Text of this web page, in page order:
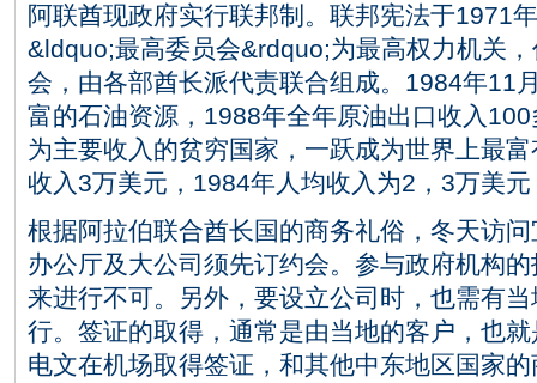
阿联酋现政府实行联邦制。联邦宪法于1971
&ldquo;最高委员会&rdquo;为最高权力机关
会，由各部酋长派代责联合组成。1984年11
富的石油资源，1988年全年原油出口收入
为主要收入的贫穷国家，一跃成为世界上最
收入3万美元，1984年人均收入为2，3万美
根据阿拉伯联合酋长国的商务礼俗，冬天访
办公厅及大公司须先订约会。参与政府机构
来进行不可。另外，要设立公司时，也需有
行。签证的取得，通常是由当地的客户，也
电文在机场取得签证，和其他中东地区国家